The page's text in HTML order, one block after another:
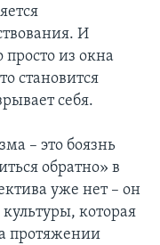
И
просто из окна
становится
себя.
– это боязнь
обратно» в
уже нет – он
которая
протяжении